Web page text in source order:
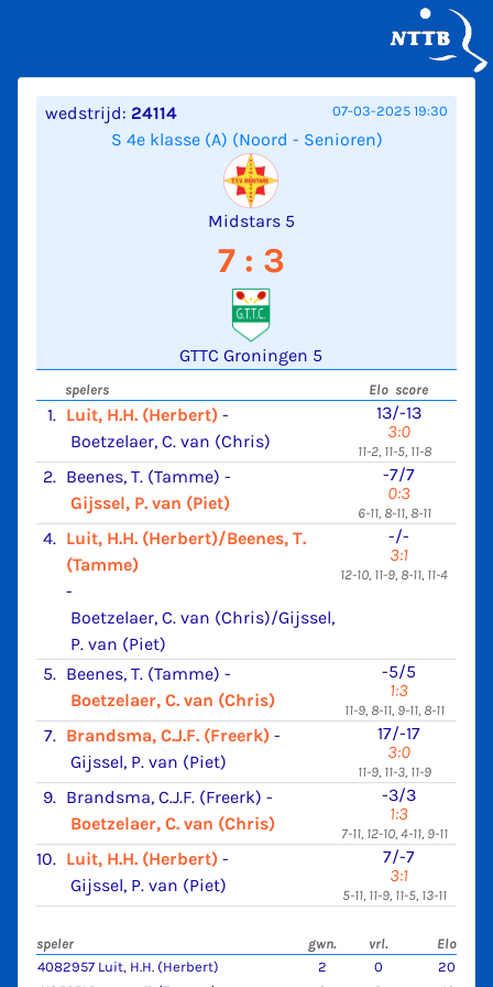
wedstrijd: 24114 07-03-2025 19:30
S 4e klasse (A) (Noord - Senioren)
Midstars 5
7 : 3
GTTC Groningen 5
spelers Elo score
1. Luit, H.H. (Herbert) -
Boetzelaer, C. van (Chris)
13/-13
3:0
11-2, 11-5, 11-8
2. Beenes, T. (Tamme) -
Gijssel, P. van (Piet)
-7/7
0:3
6-11, 8-11, 8-11
4. Luit, H.H. (Herbert)/Beenes, T.
(Tamme)
-
Boetzelaer, C. van (Chris)/Gijssel,
P. van (Piet)
-/-
3:1
12-10, 11-9, 8-11, 11-4
5. Beenes, T. (Tamme) -
Boetzelaer, C. van (Chris)
-5/5
1:3
11-9, 8-11, 9-11, 8-11
7. Brandsma, C.J.F. (Freerk) -
Gijssel, P. van (Piet)
17/-17
3:0
11-9, 11-3, 11-9
9. Brandsma, C.J.F. (Freerk) -
Boetzelaer, C. van (Chris)
-3/3
1:3
7-11, 12-10, 4-11, 9-11
10. Luit, H.H. (Herbert) -
Gijssel, P. van (Piet)
7/-7
3:1
5-11, 11-9, 11-5, 13-11
speler gwn. vrl.
Elo
4082957 Luit, H.H. (Herbert)
2 0
20